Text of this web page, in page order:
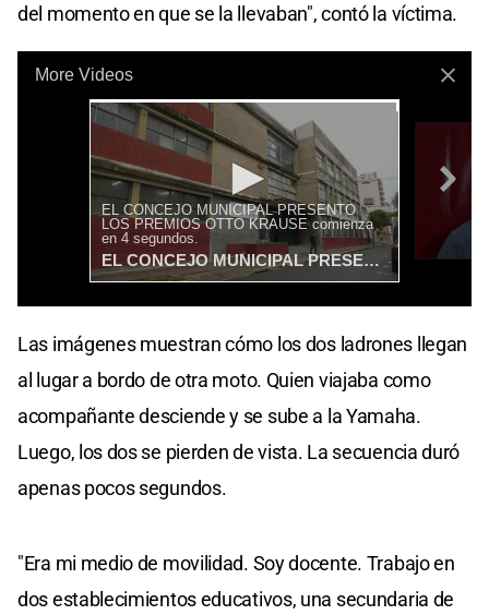
del momento en que se la llevaban", contó la víctima.
Las imágenes muestran cómo los dos ladrones llegan
al lugar a bordo de otra moto. Quien viajaba como
acompañante desciende y se sube a la Yamaha.
Luego, los dos se pierden de vista. La secuencia duró
apenas pocos segundos.
"Era mi medio de movilidad. Soy docente. Trabajo en
dos establecimientos educativos, una secundaria de